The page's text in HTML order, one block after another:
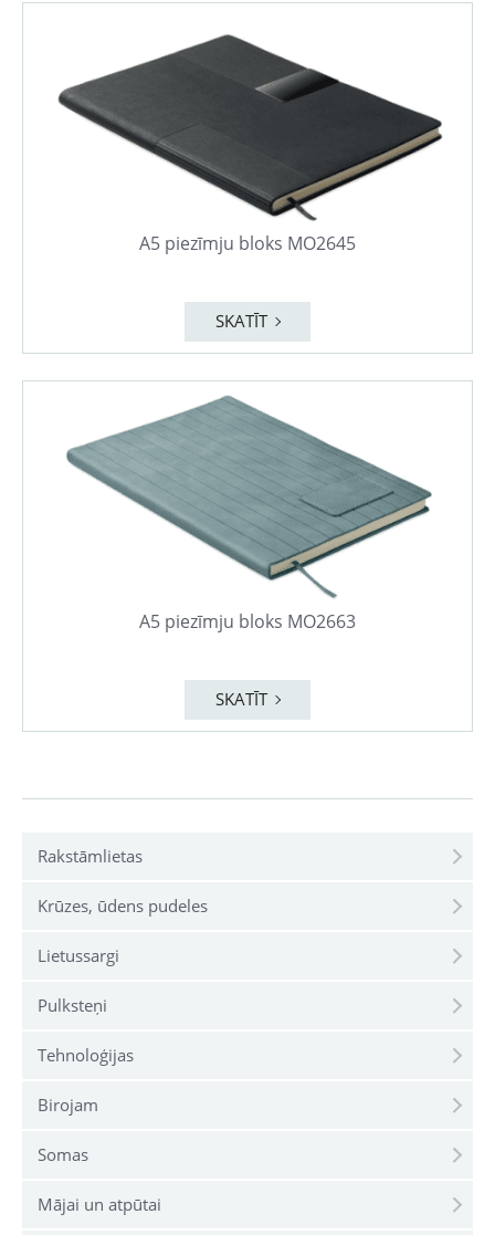
Rakstāmlietas
Krūzes, ūdens pudeles
Lietussargi
Pulksteņi
Tehnoloģijas
Birojam
Somas
Mājai un atpūtai
A5 piezīmju bloks MO2645
SKATĪT
A5 piezīmju bloks MO2663
SKATĪT